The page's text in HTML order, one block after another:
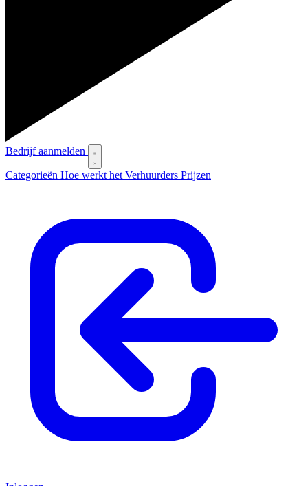
Bedrijf aanmelden
Categorieën Hoe werkt het Verhuurders Prijzen